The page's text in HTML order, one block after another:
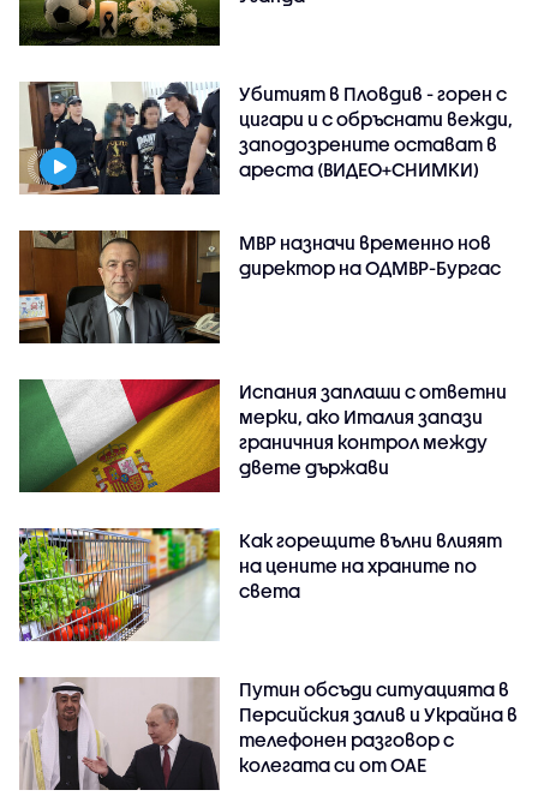
Убитият в Пловдив - горен с
цигари и с обръснати вежди,
заподозрените остават в
ареста (ВИДЕО+СНИМКИ)
МВР назначи временно нов
директор на ОДМВР-Бургас
Испания заплаши с ответни
мерки, ако Италия запази
граничния контрол между
двете държави
Как горещите вълни влияят
на цените на храните по
света
Путин обсъди ситуацията в
Персийския залив и Украйна в
телефонен разговор с
колегата си от ОАЕ